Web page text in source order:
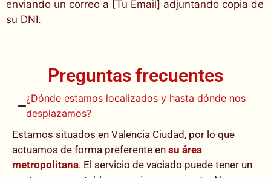
enviando un correo a [Tu Email] adjuntando copia de
su DNI.
Preguntas frecuentes
¿Dónde estamos localizados y hasta dónde nos
desplazamos?
Estamos situados en Valencia Ciudad, por lo que
actuamos de forma preferente en su área
metropolitana. El servicio de vaciado puede tener un